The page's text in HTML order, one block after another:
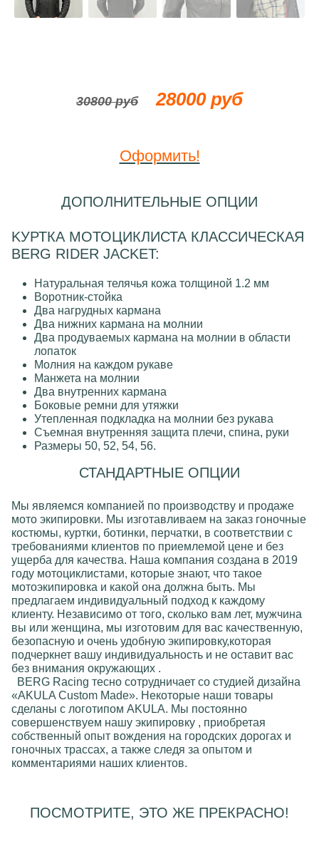
30800 руб 28000 руб
Оформить!
ДОПОЛНИТЕЛЬНЫЕ ОПЦИИ
KУРТКА МОТОЦИКЛИСТА КЛАССИЧЕСКАЯ
BERG RIDER JACKET:
Натуральная телячья кожа толщиной 1.2 мм
Воротник-стойка
Два нагрудных кармана
Два нижних кармана на молнии
Два продуваемых кармана на молнии в области
лопаток
Молния на каждом рукаве
Манжета на молнии
Два внутренних кармана
Боковые ремни для утяжки
Утепленная подкладка на молнии без рукава
Съемная внутренняя защита плечи, спина, руки
Размеры 50, 52, 54, 56.
СТАНДАРТНЫЕ ОПЦИИ
Мы являемся компанией по производству и продаже
мото экипировки. Мы изготавливаем на заказ гоночные
костюмы, куртки, ботинки, перчатки, в соответствии с
требованиями клиентов по приемлемой цене и без
ущерба для качества. Наша компания создана в 2019
году мотоциклистами, которые знают, что такое
мотоэкипировкa и какой она должна быть. Мы
предлагаем индивидуальный подход к каждому
клиенту. Независимо от того, сколько вам лет, мужчинa
вы или женщинa, мы изготовим для вас качественную,
безопасную и очень удобную экипировку,которая
подчеркнет вашу индивидуальность и не оставит вас
без внимания окружающих .
BERG Racing тесно сотрудничает со студией дизайна
«AKULA Custom Made». Некоторые наши товары
сделаны с логотипом AKULA. Мы постоянно
совершенствуем нашу экипировку , приобретая
собственный опыт вождения на городских дорогах и
гоночных трассах, а также следя за опытом и
комментариями наших клиентов.
ПОСМОТРИТЕ, ЭТО ЖЕ ПРЕКРАСНО!